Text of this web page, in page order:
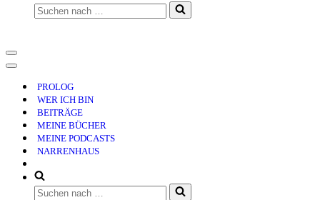
Suchen
nach …
Navigationsmenü
Navigationsmenü
PROLOG
WER ICH BIN
BEITRÄGE
MEINE BÜCHER
MEINE PODCASTS
NARRENHAUS
Suchen